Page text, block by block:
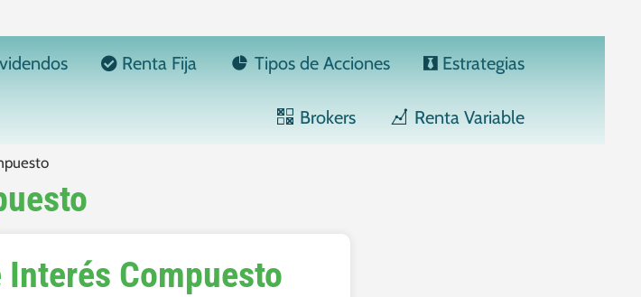
Renta Fija Tipos de Acciones Estrategias
Brokers Renta Variable
Compuesto